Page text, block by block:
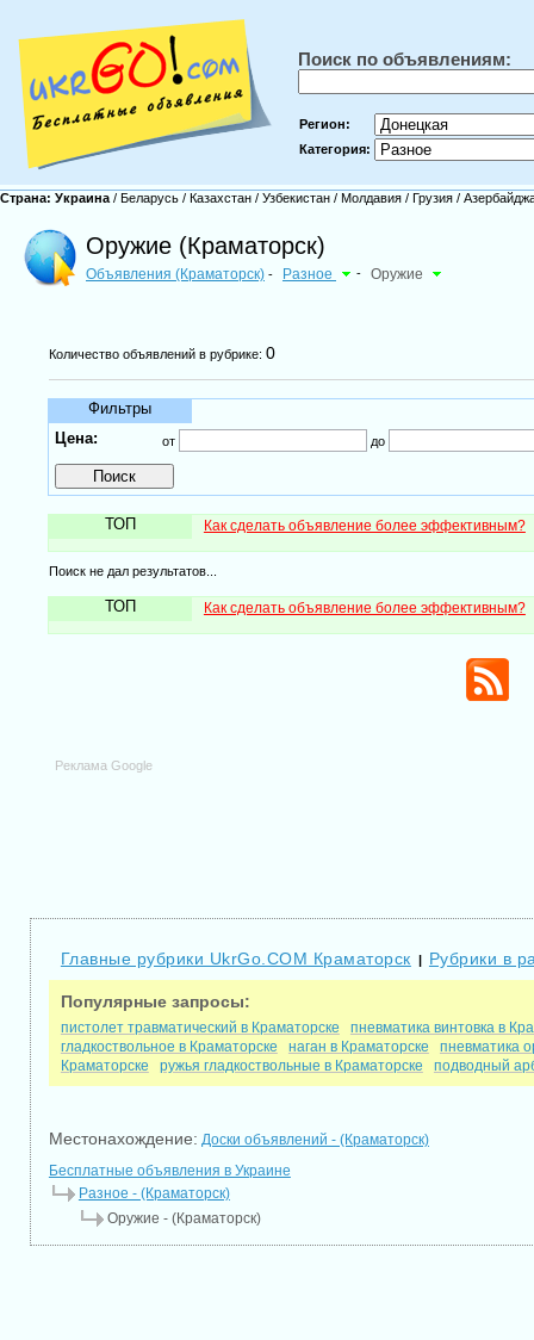
Поиск по объявлениям:
Регион:
Категория:
Страна: Украина / Беларусь / Казахстан / Узбекистан / Молдавия / Грузия /
Оружие (Краматорск)
Объявления (Краматорск) - Разное - Оружие
Количество объявлений в рубрике: 0
Фильтры
Цена:
от до
ТОП Как сделать объявление более эффективным?
Поиск не дал результатов...
ТОП Как сделать объявление более эффективным?
Реклама Google
Главные рубрики UkrGo.COM Краматорск | Рубрики в
Популярные запросы:
пистолет травматический в Краматорске
пневматика винтовка в
гладкоствольное в Краматорске
наган в Краматорске
пневматика
Краматорске
ружья гладкоствольные в Краматорске подводный
Местонахождение: Доски объявлений - (Краматорск)
Бесплатные объявления в Украине
Разное - (Краматорск)
Оружие - (Краматорск)